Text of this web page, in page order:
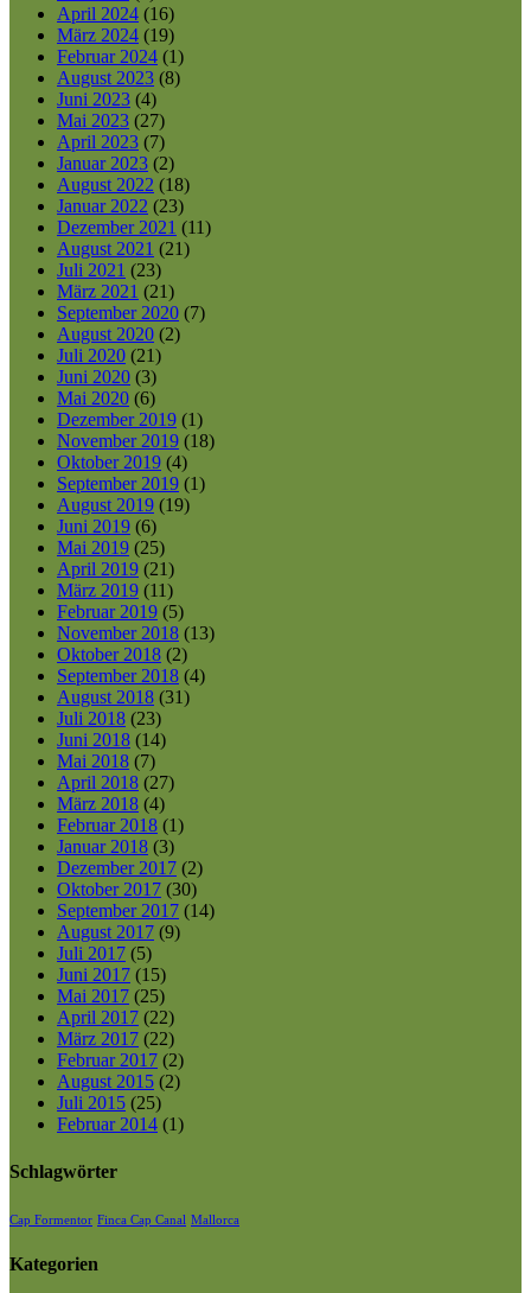
April 2024 (16)
März 2024 (19)
Februar 2024 (1)
August 2023 (8)
Juni 2023 (4)
Mai 2023 (27)
April 2023 (7)
Januar 2023 (2)
August 2022 (18)
Januar 2022 (23)
Dezember 2021 (11)
August 2021 (21)
Juli 2021 (23)
März 2021 (21)
September 2020 (7)
August 2020 (2)
Juli 2020 (21)
Juni 2020 (3)
Mai 2020 (6)
Dezember 2019 (1)
November 2019 (18)
Oktober 2019 (4)
September 2019 (1)
August 2019 (19)
Juni 2019 (6)
Mai 2019 (25)
April 2019 (21)
März 2019 (11)
Februar 2019 (5)
November 2018 (13)
Oktober 2018 (2)
September 2018 (4)
August 2018 (31)
Juli 2018 (23)
Juni 2018 (14)
Mai 2018 (7)
April 2018 (27)
März 2018 (4)
Februar 2018 (1)
Januar 2018 (3)
Dezember 2017 (2)
Oktober 2017 (30)
September 2017 (14)
August 2017 (9)
Juli 2017 (5)
Juni 2017 (15)
Mai 2017 (25)
April 2017 (22)
März 2017 (22)
Februar 2017 (2)
August 2015 (2)
Juli 2015 (25)
Februar 2014 (1)
Schlagwörter
Cap Formentor Finca Cap Canal Mallorca
Kategorien